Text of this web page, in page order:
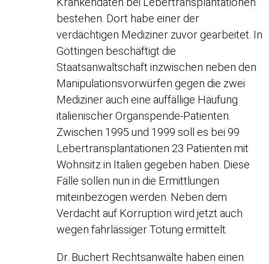
bestehen. Dort habe einer der
verdächtigen Mediziner zuvor gearbeitet. In
Göttingen beschäftigt die
Staatsanwaltschaft inzwischen neben den
Manipulationsvorwürfen gegen die zwei
Mediziner auch eine auffällige Häufung
italienischer Organspende-Patienten.
Zwischen 1995 und 1999 soll es bei 99
Lebertransplantationen 23 Patienten mit
Wohnsitz in Italien gegeben haben. Diese
Fälle sollen nun in die Ermittlungen
miteinbezogen werden. Neben dem
Verdacht auf Korruption wird jetzt auch
wegen fahrlässiger Tötung ermittelt.
Dr. Buchert Rechtsanwälte haben einen